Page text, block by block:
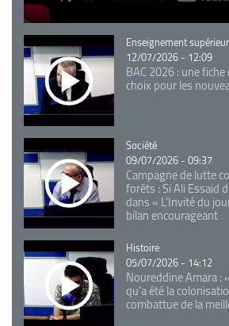
Catégorie
Enseignement supérieur
12/07/2026 - 12:09
BAC 2026 : une
choix pour les
Catégorie
Société
09/07/2026 - 09:37
Campagne de lutte
forêts : Si Ali Essaid
dans « L'Invité du
bilan encourageant
Catégorie
Histoire
05/07/2026 - 14:12
Noureddine Amara :
qu’a été la
combattue de la